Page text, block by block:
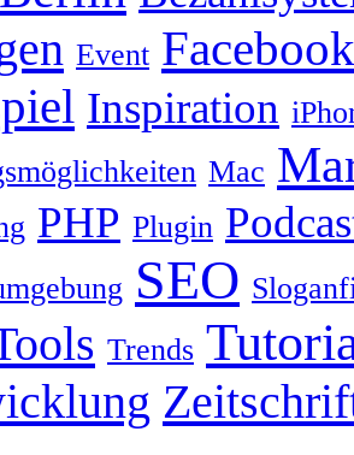
Event Facebook
Inspiration
Mac
PHP Plugin
SEO
Trends